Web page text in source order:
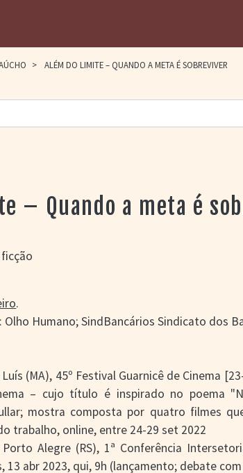
> ALÉM DO LIMITE – QUANDO A META É SOBREVIVER
– Quando a meta é
.
: Olho Humano; SindBancários Sindicato dos
Luís (MA), 45º Festival Guarnicê de Cinema
– cujo título é inspirado no poema
mostra composta por quatro filmes
trabalho, online, entre 24-29 set 2022
Alegre (RS), 1ª Conferência
13 abr 2023, qui, 9h (lançamento; debate